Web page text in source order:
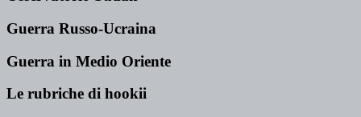
Guerra Russo-Ucraina
Guerra in Medio Oriente
Le rubriche di hookii